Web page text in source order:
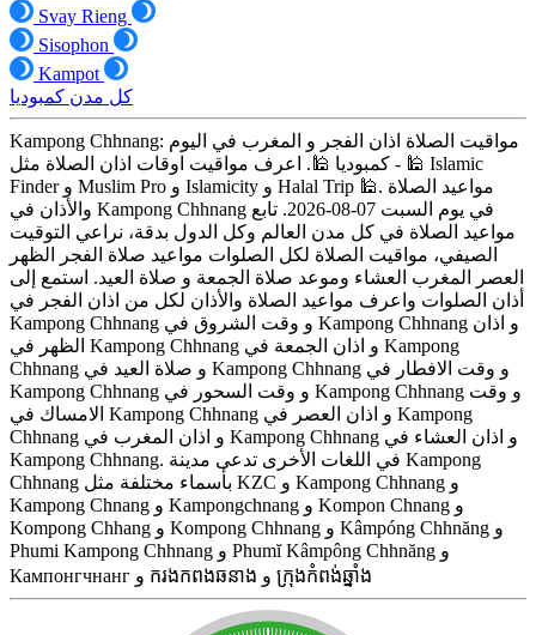
Svay Rieng
Sisophon
Kampot
كل مدن كمبوديا
Kampong Chhnang: مواقيت الصلاة اذان الفجر و المغرب في اليوم
- كمبوديا 🕌. اعرف مواقيت اوقات اذان الصلاة مثل 🕌 Islamic
Finder و Muslim Pro و Islamicity و Halal Trip 🕌. مواعيد الصلاة
والأذان في Kampong Chhnang في يوم السبت 07-08-2026. تابع
مواعيد الصلاة في كل مدن العالم وكل الدول بدقة، نراعي التوقيت
الصيفي، مواقيت الصلاة لكل الصلوات مواعيد صلاة الفجر الظهر
العصر المغرب العشاء وموعد صلاة الجمعة و صلاة العيد. استمع إلى
أذان الصلوات واعرف مواعيد الصلاة والأذان لكل من اذان الفجر في
Kampong Chhnang و وقت الشروق في Kampong Chhnang و اذان
الظهر في Kampong Chhnang و اذان الجمعة في Kampong
Chhnang و صلاة العيد في Kampong Chhnang و وقت الافطار في
Kampong Chhnang و وقت السحور في Kampong Chhnang و وقت
الامساك في Kampong Chhnang و اذان العصر في Kampong
Chhnang و اذان المغرب في Kampong Chhnang و اذان العشاء في
Kampong Chhnang. في اللغات الأخرى تدعى مدينة Kampong
Chhnang بأسماء مختلفة مثل KZC و Kampong Chhnang و
Kampong Chnang و Kampongchnang و Kompon Chnang و
Kompong Chhang و Kompong Chhnang و Kâmpóng Chhnăng و
Phumi Kampong Chhnang و Phumĭ Kâmpông Chhnăng و
Кампонгчнанг و ករងកពងឆនាង و ក្រុងកំពង់ឆ្នាំង